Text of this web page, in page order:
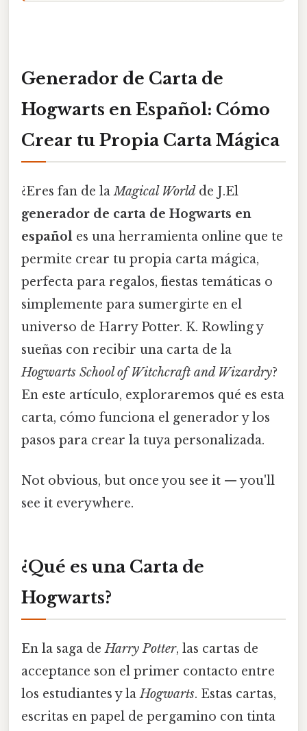
Generador de Carta de
Hogwarts en Español: Cómo
Crear tu Propia Carta Mágica
¿Eres fan de laMagical World de J.El
generador de carta de Hogwarts en
español es una herramienta online que te
permite crear tu propia carta mágica,
perfecta para regalos, fiestas temáticas o
simplemente para sumergirte en el
universo de Harry Potter. K. Rowling y
sueñas con recibir una carta de la
Hogwarts School of Witchcraft and Wizardry?
En este artículo, exploraremos qué es esta
carta, cómo funciona el generador y los
pasos para crear la tuya personalizada.
Not obvious, but once you see it — you'll
see it everywhere.
¿Qué es una Carta de
Hogwarts?
En la saga deHarry Potter, las cartas de
acceptance son el primer contacto entre
los estudiantes y laHogwarts. Estas cartas,
escritas en papel de pergamino con tinta